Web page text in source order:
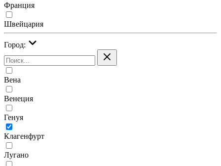
Франция
Швейцария
Город:
Вена
Венеция
Генуя
Клагенфурт
Лугано